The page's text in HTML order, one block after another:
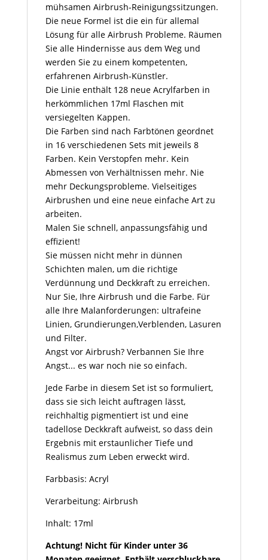
mühsamen Airbrush-Reinigungssitzungen.
Die neue Formel ist die ein für allemal
Lösung für alle Airbrush Probleme. Räumen
Sie alle Hindernisse aus dem Weg und
werden Sie zu einem kompetenten,
erfahrenen Airbrush-Künstler.
Die Linie enthält 128 neue Acrylfarben in
herkömmlichen 17ml Flaschen mit
versiegelten Kappen.
Die Farben sind nach Farbtönen geordnet
in 16 verschiedenen Sets mit jeweils 8
Farben. Kein Verstopfen mehr. Kein
Abmessen von Verhältnissen mehr. Nie
mehr Deckungsprobleme. Vielseitiges
Airbrushen und eine neue einfache Art zu
arbeiten.
Malen Sie schnell, anpassungsfähig und
effizient!
Sie müssen nicht mehr in dünnen
Schichten malen, um die richtige
Verdünnung und Deckkraft zu erreichen.
Nur Sie, Ihre Airbrush und die Farbe. Für
alle Ihre Malanforderungen: ultrafeine
Linien, Grundierungen,Verblenden, Lasuren
und Filter.
Angst vor Airbrush? Verbannen Sie Ihre
Angst... es war noch nie so einfach.
Jede Farbe in diesem Set ist so formuliert,
dass sie sich leicht auftragen lässt,
reichhaltig pigmentiert ist und eine
tadellose Deckkraft aufweist, so dass dein
Ergebnis mit erstaunlicher Tiefe und
Realismus zum Leben erweckt wird.
Farbbasis: Acryl
Verarbeitung: Airbrush
Inhalt: 17ml
Achtung! Nicht für Kinder unter 36